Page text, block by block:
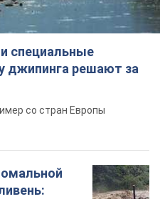
специальные
джипинга решают за
со стран Европы